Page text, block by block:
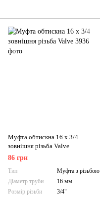
Муфта обтискна 16 х 3/4
зовнішня різьба Valve
86 грн
Тип
Муфта з різьбою
Діаметр труби
16 мм
Розмір різьби
3/4"